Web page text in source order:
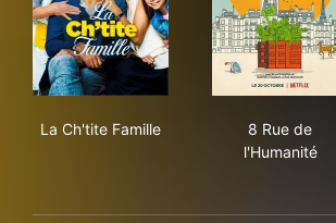
La Ch'tite Famille
8 Rue de
l'Humanité